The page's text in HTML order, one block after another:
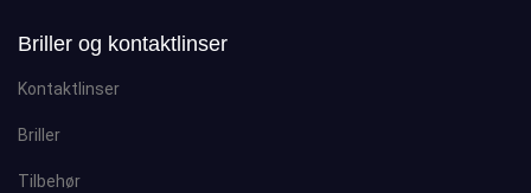
Briller og kontaktlinser
Kontaktlinser
Briller
Tilbehør